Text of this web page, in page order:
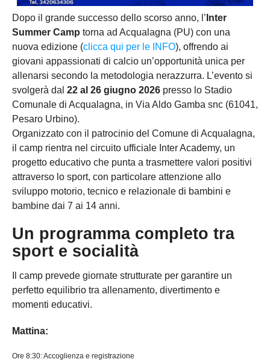
Dopo il grande successo dello scorso anno, l’ Inter
Summer Camp torna ad Acqualagna (PU) con una
nuova edizione (clicca qui per le INFO), offrendo ai
giovani appassionati di calcio un’opportunità unica per
allenarsi secondo la metodologia nerazzurra. L’evento si
svolgerà dal 22 al 26 giugno 2026 presso lo Stadio
Comunale di Acqualagna, in Via Aldo Gamba snc (61041,
Pesaro Urbino).
Organizzato con il patrocinio del Comune di Acqualagna,
il camp rientra nel circuito ufficiale Inter Academy, un
progetto educativo che punta a trasmettere valori positivi
attraverso lo sport, con particolare attenzione allo
sviluppo motorio, tecnico e relazionale di bambini e
bambine dai 7 ai 14 anni.
Un programma completo tra
sport e socialità
Il camp prevede giornate strutturate per garantire un
perfetto equilibrio tra allenamento, divertimento e
momenti educativi.
Mattina:
Ore 8:30: Accoglienza e registrazione